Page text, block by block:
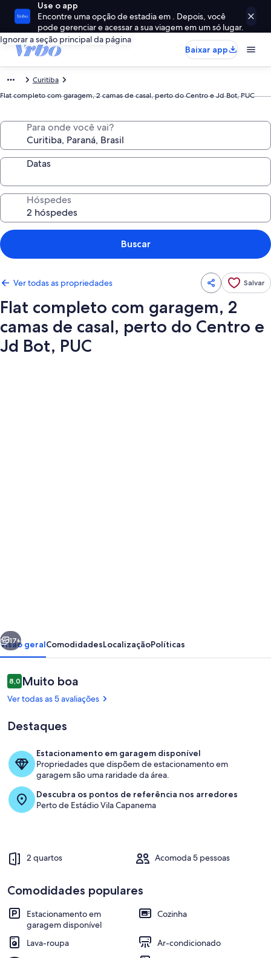
Use o app
Encontre uma opção de estadia em . Depois, você
pode gerenciar e acessar a sua viagem em um só lugar.
Ignorar a seção principal da página
Baixar app
Curitiba
Flat completo com garagem, 2 camas de casal, perto do Centro e Jd Bot, PUC
Para onde você vai?
Datas
Hóspedes
Buscar
Ver todas as propriedades Salvar
Flat completo com garagem, 2
camas de casal, perto do Centro e
Jd Bot, PUC
2
camas
de
casal,
do
Centro
Jd
Bot,
PUC
Quarto
Próximo
17+
Visão geralComodidadesLocalizaçãoPolíticas
Avaliações
8,08,0 de 10
Muito boa
Ver todas as 5 avaliações
Destaques
Estacionamento em garagem disponível
Propriedades que dispõem de estacionamento em
garagem são uma raridade da área.
Descubra os pontos de referência nos arredores
Perto de Estádio Vila Capanema
2 quartos Acomoda 5 pessoas
Comodidades populares
Estacionamento em
garagem disponível
Cozinha
Lava-roupa
Ar-condicionado